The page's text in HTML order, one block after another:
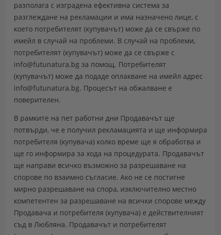
разполага с изградена ефективна система за
разглеждане на рекламации и има назначено лице, с
което потребителят (купувачът) може да се свърже по
имейл в случай на проблеми. В случай на проблеми,
потребителят (купувачът) може да се свърже с
info@futunatura.bg за помощ. Потребителят
(купувачът) може да подаде оплакване на имейл адрес
info@futunatura.bg. Процесът на обжалване е
поверителен.
В рамките на пет работни дни Продавачът ще
потвърди, че е получил рекламацията и ще информира
потребителя (купувача) колко време ще я обработва и
ще го информира за хода на процедурата. Продавачът
ще направи всичко възможно за разрешаване на
спорове по взаимно съгласие. Ако не се постигне
мирно разрешаване на спора, изключително местно
компетентен за разрешаване на всички спорове между
Продавача и потребителя (купувача) е действителният
съд в Любляна. Продавачът и потребителят